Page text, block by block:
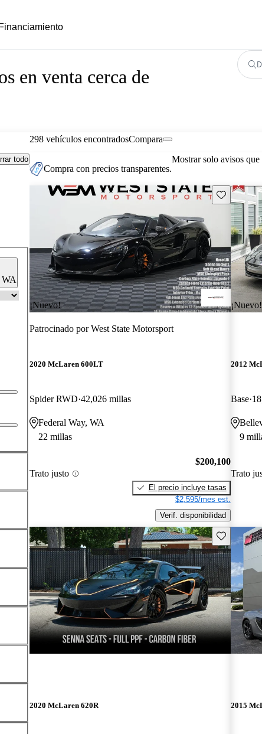
Financiamiento
en venta cerca de
todo
WA
298 vehículos encontradosCompara
Compra con precios transparentes.
Mostrar solo avisos
¡Nuevo!
Guarda este
Patrocinado porWest State Motorsport
2020 McLaren 600LT
Spider RWD 42,026 millas
Federal Way, WA
22 millas
Trato justo
$200,100
El precio incluye tasas
$2,595/mes est.
Verif. disponibilidad
¡Nuevo!
2012
Base
9
Trato
Guarda este
2020 McLaren 620R 2015